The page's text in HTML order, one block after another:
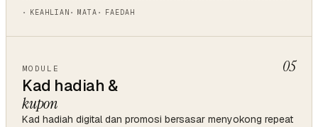
KEAHLIAN MATA FAEDAH
MODULE 05
Kad hadiah &
kupon
Kad hadiah digital dan promosi bersasar menyokong repeat